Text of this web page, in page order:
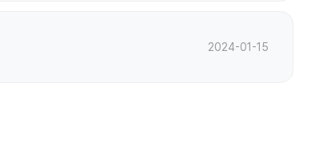
2024-01-15